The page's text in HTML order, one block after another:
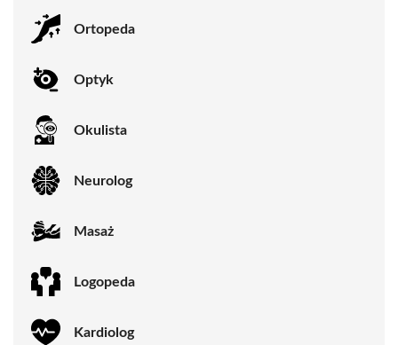
Ortopeda
Optyk
Okulista
Neurolog
Masaż
Logopeda
Kardiolog